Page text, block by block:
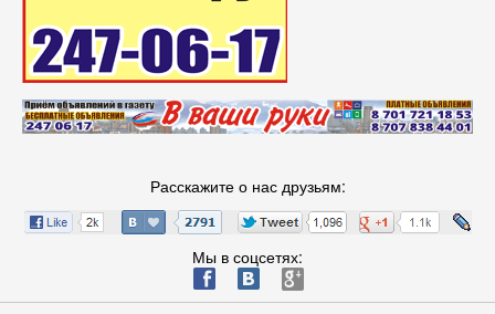
Расскажите о нас друзьям:
Мы в соцсетях:
ä æ è